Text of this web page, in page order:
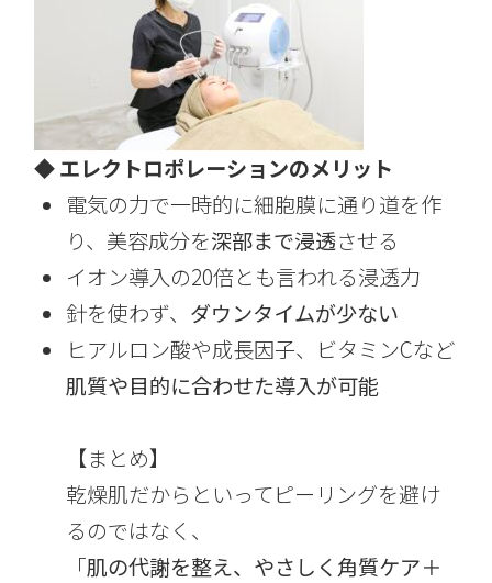
◆ エレクトロポレーションのメリット
電気の力で一時的に細胞膜に通り道を作
り、美容成分を深部まで浸透させる
イオン導入の20倍とも言われる浸透力
針を使わず、 ダウンタイムが少ない
ヒアルロン酸や成長因子、ビタミンCなど
肌質や目的に合わせた導入が可能
【まとめ】
乾燥肌だからといってピーリングを避け
るのではなく、
「肌の代謝を整え、やさしく角質ケア＋